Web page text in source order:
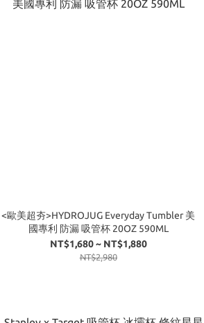
<歐美超夯>HYDROJUG Everyday Tumbler 美
國專利 防漏 吸管杯 20OZ 590ML
NT$1,680 ~ NT$1,880
NT$2,980